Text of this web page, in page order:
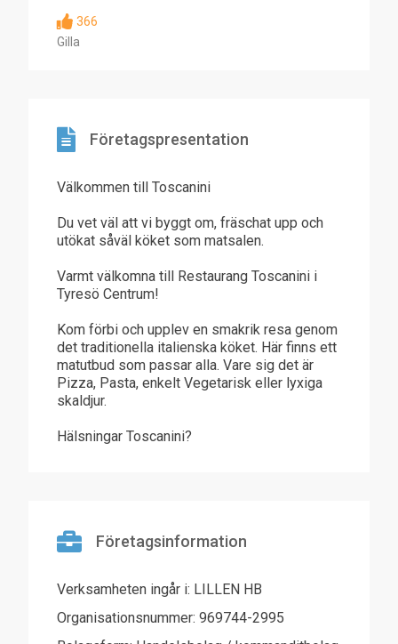
366
Gilla
Företagspresentation
Välkommen till Toscanini
Du vet väl att vi byggt om, fräschat upp och
utökat såväl köket som matsalen.
Varmt välkomna till Restaurang Toscanini i
Tyresö Centrum!
Kom förbi och upplev en smakrik resa genom
det traditionella italienska köket. Här finns ett
matutbud som passar alla. Vare sig det är
Pizza, Pasta, enkelt Vegetarisk eller lyxiga
skaldjur.
Hälsningar Toscanini?
Företagsinformation
Verksamheten ingår i: LILLEN HB
Organisationsnummer: 969744-2995